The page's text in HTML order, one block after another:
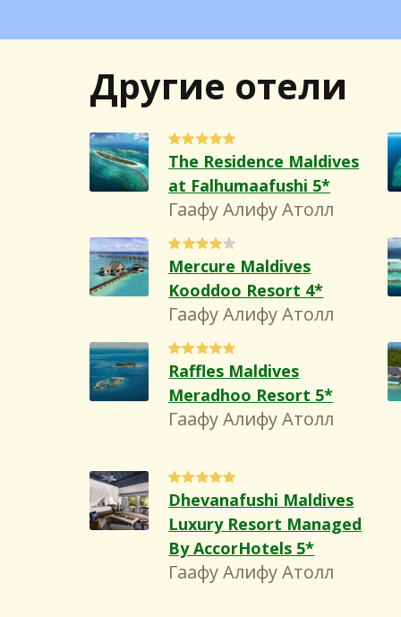
Другие отели
The Residence Maldives
at Falhumaafushi 5*
Гаафу Алифу Атолл
Mercure Maldives
Kooddoo Resort 4*
Гаафу Алифу Атолл
Raffles Maldives
Meradhoo Resort 5*
Гаафу Алифу Атолл
Dhevanafushi Maldives
Luxury Resort Managed
By AccorHotels 5*
Гаафу Алифу Атолл